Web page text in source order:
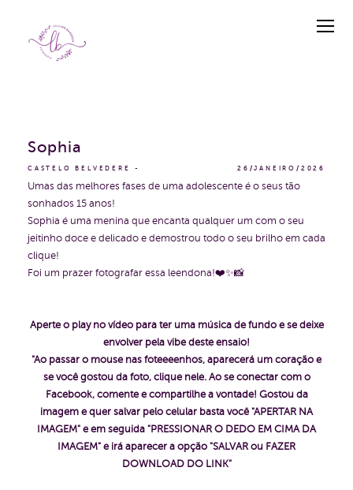
CASTELO BELVEDERE 26/JANEIRO/2026
Sophia
Umas das melhores fases de uma adolescente é o seus tão
sonhados 15 anos!
Sophia é uma menina que encanta qualquer um com o seu
jeitinho doce e delicado e demostrou todo o seu brilho em cada
clique!
Foi um prazer fotografar essa leendona!❤️✨📸
Aperte o play no vídeo para ter uma música de fundo e se deixe
envolver pela vibe deste ensaio!
"Ao passar o mouse nas foteeeenhos, aparecerá um coração e
se você gostou da foto, clique nele. Ao se conectar com o
Facebook, comente e compartilhe a vontade! Gostou da
imagem e quer salvar pelo celular basta você "APERTAR NA
IMAGEM" e em seguida "PRESSIONAR O DEDO EM CIMA DA
IMAGEM" e irá aparecer a opção "SALVAR ou FAZER
DOWNLOAD DO LINK"